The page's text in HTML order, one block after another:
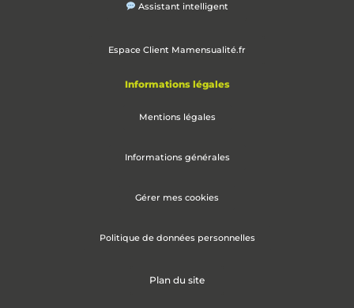
Assistant intelligent
Espace Client Mamensualité.fr
Informations légales
Mentions légales
Informations générales
Gérer mes cookies
Politique de données personnelles
Plan du site